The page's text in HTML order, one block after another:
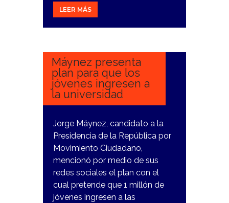
LEER MÁS
14
Máynez presenta
plan para que los
jóvenes ingresen a
la universidad
Jorge Máynez, candidato a la
Presidencia de la República por
Movimiento Ciudadano,
mencionó por medio de sus
redes sociales el plan con el
cual pretende que 1 millón de
jóvenes ingresen a las